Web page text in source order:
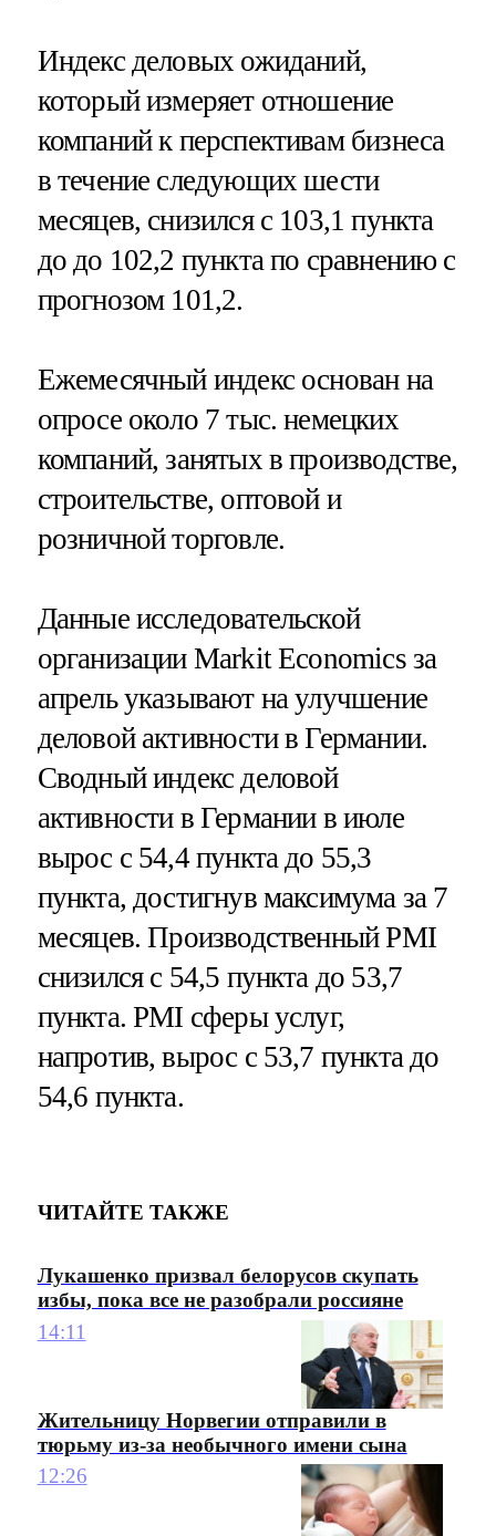
Индекс деловых ожиданий,
который измеряет отношение
компаний к перспективам бизнеса
в течение следующих шести
месяцев, снизился с 103,1 пункта
до до 102,2 пункта по сравнению с
прогнозом 101,2.
Ежемесячный индекс основан на
опросе около 7 тыс. немецких
компаний, занятых в производстве,
строительстве, оптовой и
розничной торговле.
Данные исследовательской
организации Markit Economics за
апрель указывают на улучшение
деловой активности в Германии.
Сводный индекс деловой
активности в Германии в июле
вырос с 54,4 пункта до 55,3
пункта, достигнув максимума за 7
месяцев. Производственный PMI
снизился с 54,5 пункта до 53,7
пункта. PMI сферы услуг,
напротив, вырос с 53,7 пункта до
54,6 пункта.
ЧИТАЙТЕ ТАКЖЕ
Лукашенко призвал белорусов скупать
избы, пока все не разобрали россияне
14:11
Жительницу Норвегии отправили в
тюрьму из-за необычного имени сына
12:26